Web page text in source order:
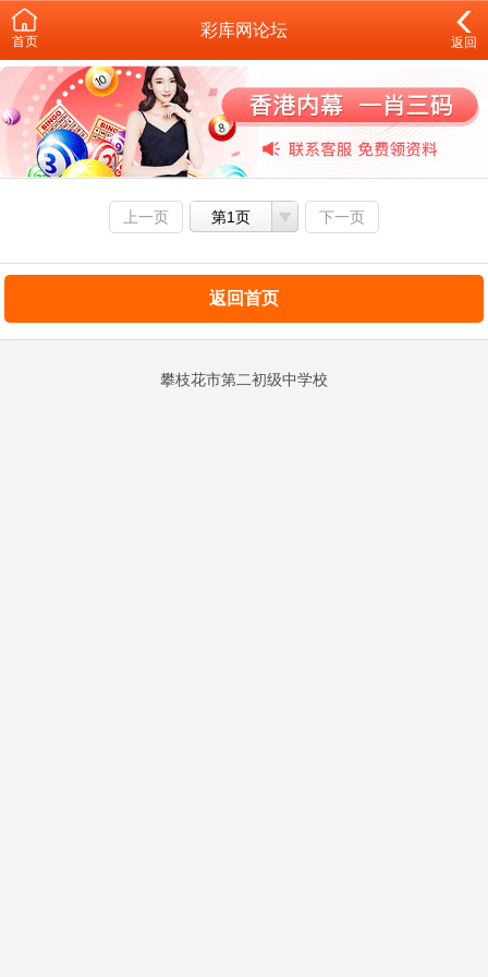
首页
彩库网论坛
返回
上一页 第1页 下一页
返回首页
攀枝花市第二初级中学校